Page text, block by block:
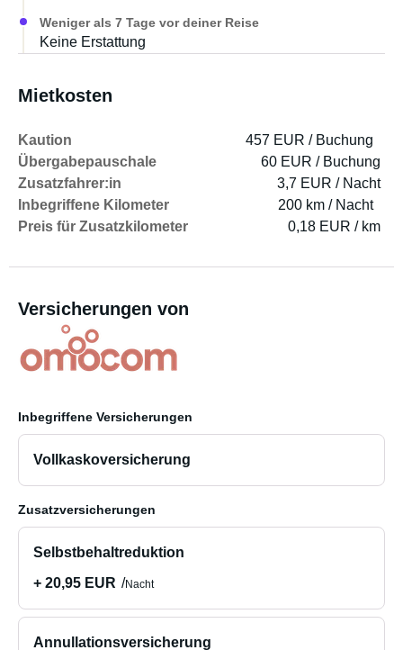
Weniger als 7 Tage vor deiner Reise
Keine Erstattung
Mietkosten
Kaution
457 EUR / Buchung
Übergabepauschale
60 EUR / Buchung
Zusatzfahrer:in
3,7 EUR / Nacht
Inbegriffene Kilometer
200 km / Nacht
Preis für Zusatzkilometer
0,18 EUR / km
Versicherungen von
Inbegriffene Versicherungen
Vollkaskoversicherung
Zusatzversicherungen
Selbstbehaltreduktion
+ 20,95 EUR
Nacht
Annullationsversicherung